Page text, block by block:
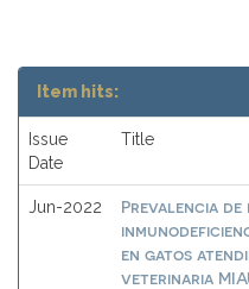
Item hits:
Issue
Date
Title
Jun-2022
Prevalencia de
en gatos
veterinaria